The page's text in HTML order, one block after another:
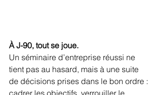
À J-90, tout se joue.
Un séminaire d’entreprise réussi ne
tient pas au hasard, mais à une suite
de décisions prises dans le bon ordre :
cadrer les objectifs, verrouiller le